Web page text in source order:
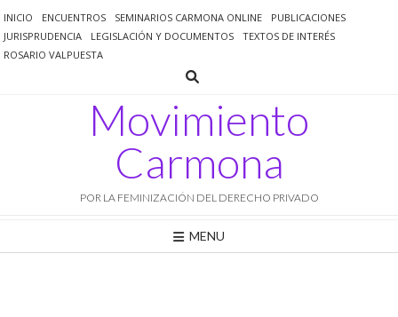
al
contenido
INICIO ENCUENTROS SEMINARIOS CARMONA ONLINE
PUBLICACIONES
JURISPRUDENCIA
LEGISLACIÓN Y DOCUMENTOS
TEXTOS DE INTERÉS
ROSARIO VALPUESTA
Movimiento
Carmona
POR LA FEMINIZACIÓN DEL DERECHO PRIVADO
MENU